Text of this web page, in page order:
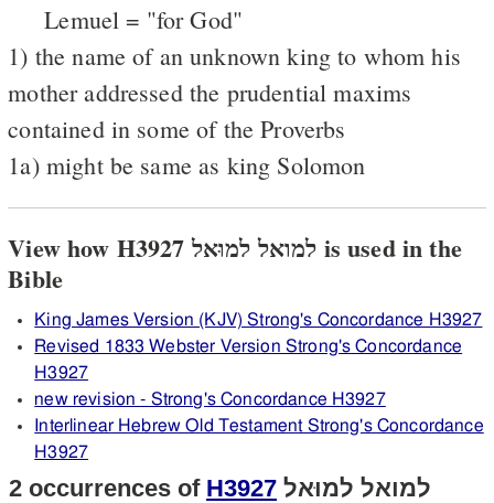
Lemuel = "for God"
1) the name of an unknown king to whom his
mother addressed the prudential maxims
contained in some of the Proverbs
1a) might be same as king Solomon
View how H3927 למואל למוּאל is used in the
Bible
King James Version (KJV) Strong's Concordance H3927
Revised 1833 Webster Version Strong's Concordance
H3927
new revision - Strong's Concordance H3927
Interlinear Hebrew Old Testament Strong's Concordance
H3927
2 occurrences of H3927 למואל למוּאל